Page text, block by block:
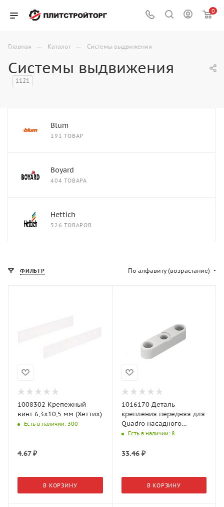
0
Главная — Каталог — Системы выдвижения
Системы выдвижения
1121
Blum
191 ТОВАР
Boyard
404 ТОВАРА
Hettich
526 ТОВАРОВ
ФИЛЬТР По алфавиту (возрастание)
1008302 Крепежный
винт 6,3х10,5 мм (Хеттих)
Есть в наличии: 300
4.67₽
В КОРЗИНУ
1016170 Деталь
крепления передняя для
Quadro насадного
монтажа для
Есть в наличии: 8
33.46₽
В КОРЗИНУ